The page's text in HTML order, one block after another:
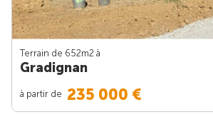
Terrain de 652m2 à
Gradignan
à partir de 235 000 €